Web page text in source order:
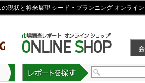
現状と将来展望 シード・プランニング オンライ